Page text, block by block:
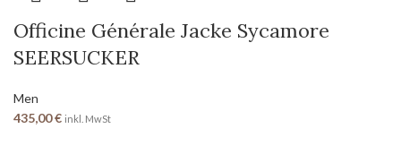
Officine Générale Jacke Sycamore
SEERSUCKER
Men
435,00€ inkl. MwSt